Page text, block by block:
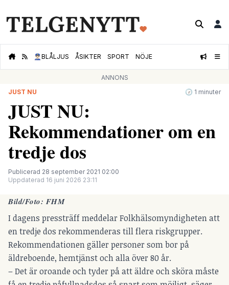
👮🏻‍♂️BLÅLJUS ÅSIKTER SPORT NÖJE
ANNONS
JUST NU
🕝 1 minuter
JUST NU:
Rekommendationer om en
tredje dos
Publicerad 28 september 2021 02:00
Uppdaterad 16 juni 2026 23:11
Bild/Foto: FHM
I dagens pressträff meddelar Folkhälsomyndigheten att
en tredje dos rekommenderas till flera riskgrupper.
Rekommendationen gäller personer som bor på
äldreboende, hemtjänst och alla över 80 år.
– Det är oroande och tyder på att äldre och sköra måste